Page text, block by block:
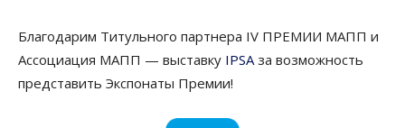
Благодарим Титульного партнера IV ПРЕМИИ МАПП и
Ассоциация МАПП — выставку IPSA за возможность
представить Экспонаты Премии!